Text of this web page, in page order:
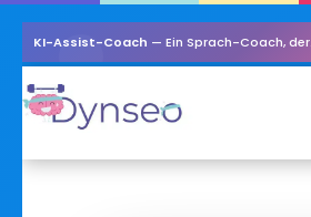
KI-Assist-Coach — Ein Sprach-Coach, der mit Ihren Lieben spielt